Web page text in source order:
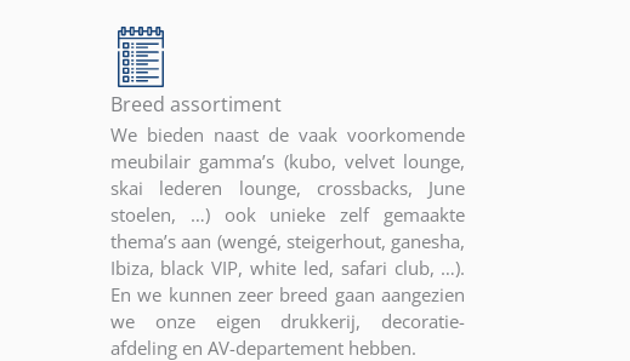
Breed assortiment
We bieden naast de vaak voorkomende
meubilair gamma’s (kubo, velvet lounge,
skai lederen lounge, crossbacks, June
stoelen, …) ook unieke zelf gemaakte
thema’s aan (wengé, steigerhout, ganesha,
Ibiza, black VIP, white led, safari club, …).
En we kunnen zeer breed gaan aangezien
we onze eigen drukkerij, decoratie-
afdeling en AV-departement hebben.